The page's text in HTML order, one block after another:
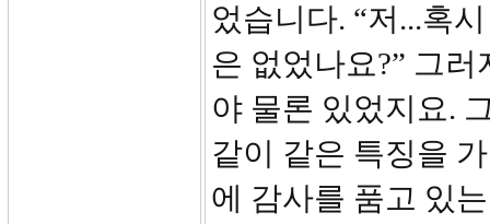
었습니다. “저...혹
은 없었나요?” 그
야 물론 있었지요.
같이 같은 특징을
에 감사를 품고 있